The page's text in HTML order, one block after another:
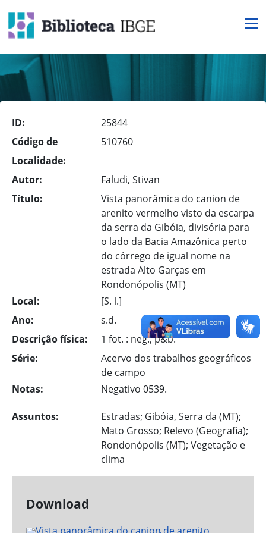
ID:
25844
Código de
Localidade:
510760
Autor:
Faludi, Stivan
Título:
Vista panorâmica do canion de
arenito vermelho visto da escarpa
da serra da Gibóia, divisória para
o lado da Bacia Amazônica perto
do córrego de igual nome na
estrada Alto Garças em
Rondonópolis (MT)
Local:
[S. l.]
Ano:
s.d.
Descrição física:
1 fot. : neg., p&b.
Série:
Acervo dos trabalhos geográficos
de campo
Notas:
Negativo 0539.
Assuntos:
Estradas; Gibóia, Serra da (MT);
Mato Grosso; Relevo (Geografia);
Rondonópolis (MT); Vegetação e
clima
Download